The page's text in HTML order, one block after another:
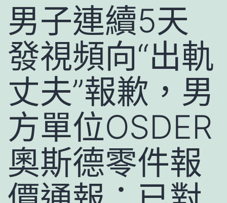
男子連續5天
發視頻向“出軌
丈夫”報歉，男
方單位OSDER
奧斯德零件報